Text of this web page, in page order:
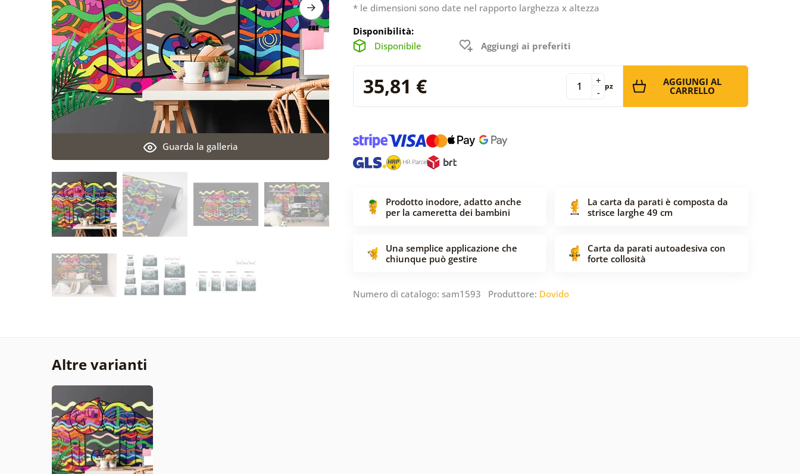
Guarda la galleria
* le dimensioni sono date nel rapporto larghezza x altezza
Disponibilità:
Disponibile
Aggiungi ai preferiti
35,81 € -
+ pz AGGIUNGI AL
CARRELLO
Prodotto inodore, adatto anche
per la cameretta dei bambini
La carta da parati è composta da
strisce larghe 49 cm
Una semplice applicazione che
chiunque può gestire
Carta da parati autoadesiva con
forte collosità
Numero di catalogo: sam1593 Produttore: Dovido
Altre varianti